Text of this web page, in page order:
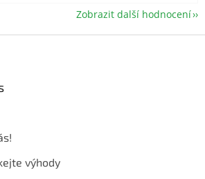
Zobrazit další hodnocení
výhody